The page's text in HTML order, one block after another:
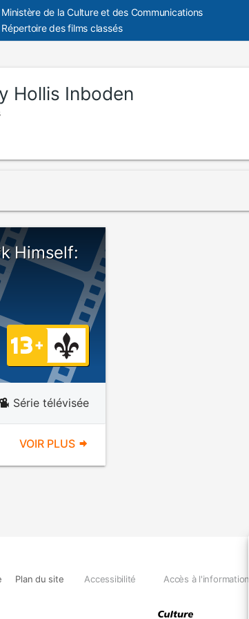
Ministère de la Culture et des Communications
Répertoire des films classés
Hollis Inboden
Himself:
Série télévisée
VOIR PLUS
Plan du site Accessibilité Accès à l'information